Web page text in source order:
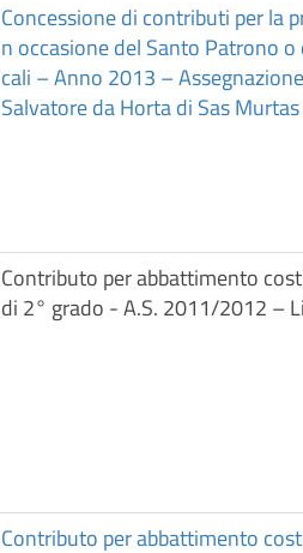
Concessione di contributi per la
n occasione del Santo Patrono
cali – Anno 2013 –
Salvatore da Horta di Sas
Contributo per abbattimento
di 2° grado - A.S. 2011/2012 –
Contributo per abbattimento